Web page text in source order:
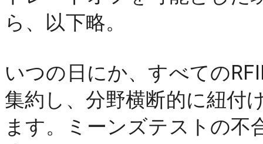
ら、以下略。
いつの日にか、すべての
集約し、分野横断的に紐付
ます。ミーンズテストの不